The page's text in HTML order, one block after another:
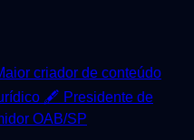
criador de conteúdo
🖋️ Presidente de
OAB/SP